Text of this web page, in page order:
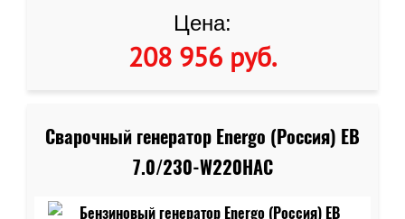
Цена:
208 956 руб.
Сварочный генератор Energo (Россия) EB
7.0/230-W220HAC